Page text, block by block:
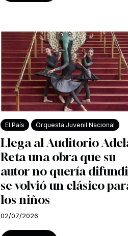
El País Orquesta Juvenil Nacional
Llega al Auditorio
Reta una obra que su
autor no quería
se volvió un clásico
los niños
02/07/2026